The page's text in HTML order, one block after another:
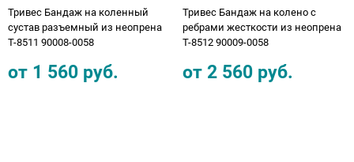
Тривес Бандаж на коленный
сустав разъемный из неопрена
Т-8511 90008-0058
от 1 560 руб.
Тривес Бандаж на колено с
ребрами жесткости из неопрена
Т-8512 90009-0058
от 2 560 руб.